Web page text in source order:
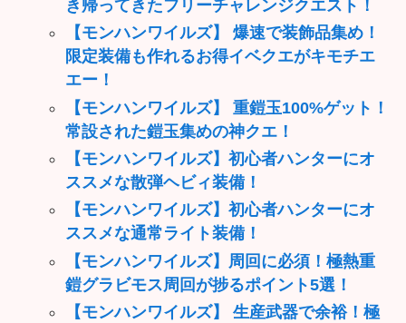
き帰ってきたフリーチャレンジクエスト！
【モンハンワイルズ】 爆速で装飾品集め！
限定装備も作れるお得イベクエがキモチエ
エー！
【モンハンワイルズ】 重鎧玉100%ゲット！
常設された鎧玉集めの神クエ！
【モンハンワイルズ】初心者ハンターにオ
ススメな散弾ヘビィ装備！
【モンハンワイルズ】初心者ハンターにオ
ススメな通常ライト装備！
【モンハンワイルズ】周回に必須！極熱重
鎧グラビモス周回が捗るポイント5選！
【モンハンワイルズ】 生産武器で余裕！極